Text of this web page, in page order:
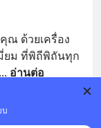
บ
ณ ด้วยเครื่อง
ยม ที่พิถีพิถันทุก
... อ่านต่อ